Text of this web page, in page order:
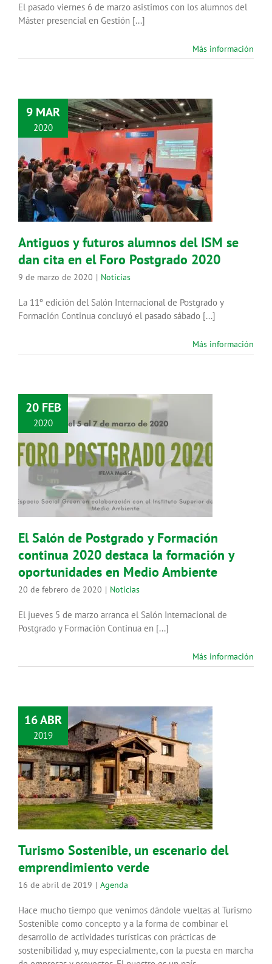
El pasado viernes 6 de marzo asistimos con los alumnos del
Máster presencial en Gestión [...]
Más información
9 MAR
2020
Antiguos y futuros alumnos del
ISM se dan cita en el Foro
Postgrado 2020
Noticias
Antiguos y futuros alumnos del ISM se
dan cita en el Foro Postgrado 2020
9 de marzo de 2020 | Noticias
La 11º edición del Salón Internacional de Postgrado y
Formación Continua concluyó el pasado sábado [...]
Más información
20 FEB
2020
El Salón de Postgrado y
Formación continua 2020 destaca
la formación y oportunidades en
Medio Ambiente
Noticias
El Salón de Postgrado y Formación
continua 2020 destaca la formación y
oportunidades en Medio Ambiente
20 de febrero de 2020 | Noticias
El jueves 5 de marzo arranca el Salón Internacional de
Postgrado y Formación Continua en [...]
Más información
16 ABR
2019
Turismo Sostenible, un escenario
del emprendimiento verde
Agenda
Turismo Sostenible, un escenario del
emprendimiento verde
16 de abril de 2019 | Agenda
Hace mucho tiempo que venimos dándole vueltas al Turismo
Sostenible como concepto y a la forma de combinar el
desarrollo de actividades turísticas con prácticas de
sostenibilidad y, muy especialmente, con la puesta en marcha